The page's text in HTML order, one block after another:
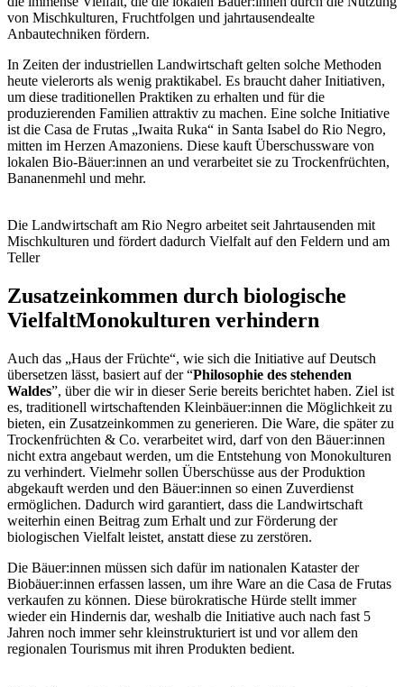
von Mischkulturen, Fruchtfolgen und jahrtausendealte
Anbautechniken fördern.
In Zeiten der industriellen Landwirtschaft gelten solche Methoden
heute vielerorts als wenig praktikabel. Es braucht daher Initiativen,
um diese traditionellen Praktiken zu erhalten und für die
produzierenden Familien attraktiv zu machen. Eine solche Initiative
ist die Casa de Frutas „Iwaita Ruka“ in Santa Isabel do Rio Negro,
mitten im Herzen Amazoniens. Diese kauft Überschussware von
lokalen Bio-Bäuer:innen an und verarbeitet sie zu Trockenfrüchten,
Bananenmehl und mehr.
Die Landwirtschaft am Rio Negro arbeitet seit Jahrtausenden mit
Mischkulturen und fördert dadurch Vielfalt auf den Feldern und am
Teller
Zusatzeinkommen durch biologische
VielfaltMonokulturen verhindern
Auch das „Haus der Früchte“, wie sich die Initiative auf Deutsch
übersetzen lässt, basiert auf der “Philosophie des stehenden
Waldes”, über die wir in dieser Serie bereits berichtet haben. Ziel ist
es, traditionell wirtschaftenden Kleinbäuer:innen die Möglichkeit zu
bieten, ein Zusatzeinkommen zu generieren. Die Ware, die später zu
Trockenfrüchten & Co. verarbeitet wird, darf von den Bäuer:innen
nicht extra angebaut werden, um die Entstehung von Monokulturen
zu verhindert. Vielmehr sollen Überschüsse aus der Produktion
abgekauft werden und den Bäuer:innen so einen Zuverdienst
ermöglichen. Dadurch wird garantiert, dass die Landwirtschaft
weiterhin einen Beitrag zum Erhalt und zur Förderung der
biologischen Vielfalt leistet, anstatt diese zu zerstören.
Die Bäuer:innen müssen sich dafür im nationalen Kataster der
Biobäuer:innen erfassen lassen, um ihre Ware an die Casa de Frutas
verkaufen zu können. Diese bürokratische Hürde stellt immer
wieder ein Hindernis dar, weshalb die Initiative auch nach fast 5
Jahren noch immer sehr kleinstrukturiert ist und vor allem den
regionalen Tourismus mit ihren Produkten bedient.